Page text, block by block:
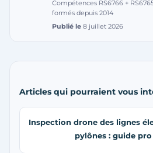
Compétences RS6766 +
formés depuis 2014
Publié le 8 juillet 2026
Articles qui pourraient vous
Inspection drone des lignes
pylônes : guide pro